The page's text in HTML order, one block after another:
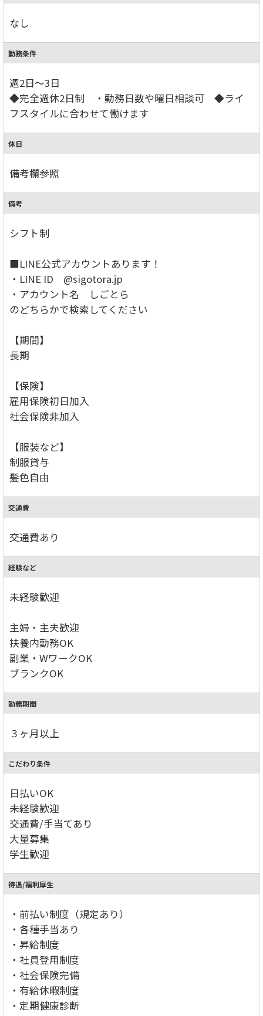
なし
勤務条件
週2日～3日
◆完全週休2日制 ・勤務日数や曜日相談可 ◆ライ
フスタイルに合わせて働けます
休日
備考欄参照
備考
シフト制
■LINE公式アカウントあります！
・LINE ID @sigotora.jp
・アカウント名 しごとら
のどちらかで検索してください
【期間】
長期
【保険】
雇用保険初日加入
社会保険非加入
【服装など】
制服貸与
髪色自由
交通費
交通費あり
経験など
未経験歓迎
主婦・主夫歓迎
扶養内勤務OK
副業・WワークOK
ブランクOK
勤務期間
３ヶ月以上
こだわり条件
日払いOK
未経験歓迎
交通費/手当てあり
大量募集
学生歓迎
待遇/福利厚生
・前払い制度（規定あり）
・各種手当あり
・昇給制度
・社員登用制度
・社会保険完備
・有給休暇制度
・定期健康診断